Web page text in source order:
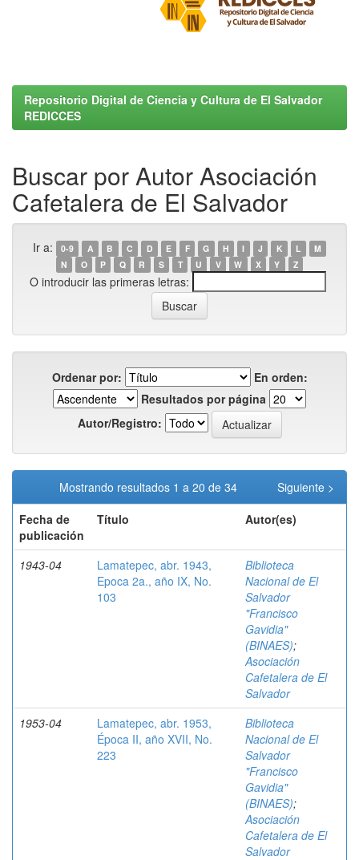
Repositorio Digital de Ciencia y Cultura de El Salvador
REDICCES
Buscar por Autor Asociación
Cafetalera de El Salvador
Ir a: 0-9 A B C D E F G H I J K L
M
N
O P Q R S T U V W X Y Z
O introducir las primeras letras:
Ordenar por:
En orden:
Resultados por página
Autor/Registro:
Mostrando resultados 1 a 20 de 34
Siguiente >
Fecha de
publicación
Título Autor(es)
1943-04
Lamatepec, abr. 1943,
Epoca 2a., año IX, No.
103
Biblioteca
Nacional de El
Salvador
"Francisco
Gavidia"
(BINAES);
Asociación
Cafetalera de El
Salvador
1953-04
Lamatepec, abr. 1953,
Época II, año XVII, No.
223
Biblioteca
Nacional de El
Salvador
"Francisco
Gavidia"
(BINAES);
Asociación
Cafetalera de El
Salvador